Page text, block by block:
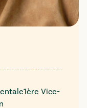
Vice-